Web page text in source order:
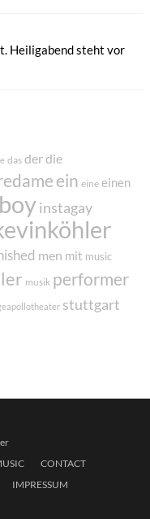
Heiligabend steht vor
das derdie
ein eine einen
instagay
men mit music
musik performer
stuttgart
CONTACT
IMPRESSUM